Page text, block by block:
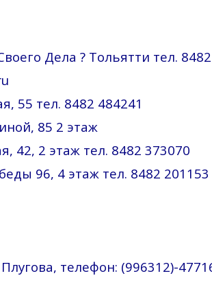
воего Дела ? Тольятти тел.
55 тел. 8482 484241
85 2 этаж
, 42, 2 этаж тел. 8482 373070
96, 4 этаж тел. 8482 201153
Плугова, телефон: (996312)-